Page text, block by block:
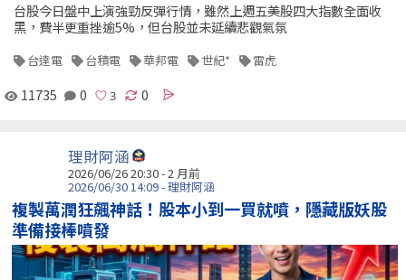
台股今日盤中上演強勁反彈行情，雖然上週五美股四大指數全面收
黑，費半更重挫逾5%，但台股並未延續悲觀氣氛
台達電 台積電 華邦電 世紀* 雷虎
11735 0 0
理財阿涵
2026/06/26 20:30 - 2 月前
2026/06/30 14:09 - 理財阿涵
複製萬潤狂飆神話！股本小到一買就噴，隱藏版妖股
準備接棒噴發